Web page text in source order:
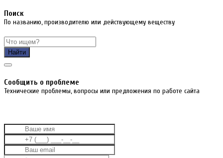
Поиск
По названию, производителю или действующему веществу
Найти
Cообщить о проблеме
Технические проблемы, вопросы или предложения по работе сайта